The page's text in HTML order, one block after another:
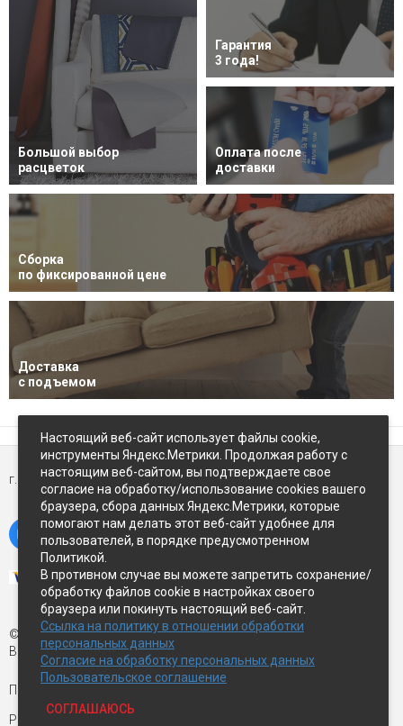
Большой выбор
расцветок
Гарантия
3 года!
Оплата после
доставки
Сборка
по фиксированной цене
Доставка
с подъемом
г. Петропавловск-Камчатский,ул Восточное-шоссе, д.5
© Экспострой, 2026 г.
Все права защищены
Письмо директору:
Разработка сайта —
Настоящий веб-сайт использует файлы cookie,
инструменты Яндекс.Метрики. Продолжая работу с
настоящим веб-сайтом, вы подтверждаете свое
согласие на обработку/использование cookies вашего
браузера, сбора данных Яндекс.Метрики, которые
помогают нам делать этот веб-сайт удобнее для
пользователей, в порядке предусмотренном
Политикой.
В противном случае вы можете запретить сохранение/
обработку файлов cookie в настройках своего
браузера или покинуть настоящий веб-сайт.
Ссылка на политику в отношении обработки
персональных данных
Согласие на обработку персональных данных
Пользовательское соглашение
СОГЛАШАЮСЬ